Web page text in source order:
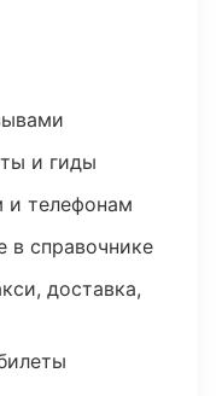
и гиды
и телефонам
в справочнике
доставка,